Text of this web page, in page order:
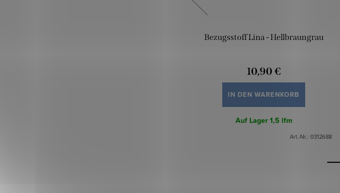
Bezugsstoff Lina - Hellbraungrau
10,90 €
IN DEN WARENKORB
Auf Lager 1,5 lfm
Art.-Nr.: 0312688